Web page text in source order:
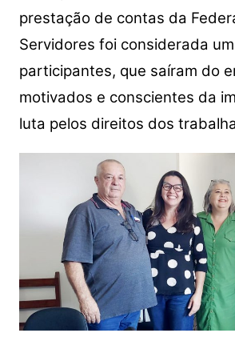
prestação de contas da
Servidores foi considerada
participantes, que saíram do
motivados e conscientes da
luta pelos direitos dos